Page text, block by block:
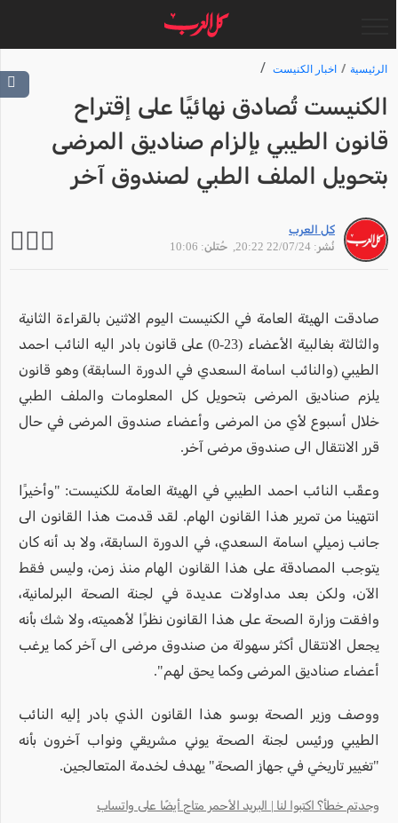
الرئيسية اخبار الكنيست
الكنيست تُصادق نهائيًا على إقتراح
قانون الطيبي بإلزام صناديق المرضى
بتحويل الملف الطبي لصندوق آخر
كل العرب
نُشر: 22/07/24 20:22
, حُتلن: 10:06
صادقت الهيئة العامة في الكنيست اليوم الاثنين بالقراءة الثانية
والثالثة بغالبية الأعضاء (23-0) على قانون بادر اليه النائب احمد
الطيبي (والنائب اسامة السعدي في الدورة السابقة) وهو قانون
يلزم صناديق المرضى بتحويل كل المعلومات والملف الطبي
خلال أسبوع لأي من المرضى وأعضاء صندوق المرضى في حال
قرر الانتقال الى صندوق مرضى آخر.
وعقّب النائب احمد الطيبي في الهيئة العامة للكنيست: "وأخيرًا
انتهينا من تمرير هذا القانون الهام. لقد قدمت هذا القانون الى
جانب زميلي اسامة السعدي، في الدورة السابقة، ولا بد أنه كان
يتوجب المصادقة على هذا القانون الهام منذ زمن، وليس فقط
الآن، ولكن بعد مداولات عديدة في لجنة الصحة البرلمانية،
وافقت وزارة الصحة على هذا القانون نظرًا لأهميته، ولا شك بأنه
يجعل الانتقال أكثر سهولة من صندوق مرضى الى آخر كما يرغب
أعضاء صناديق المرضى وكما يحق لهم".
ووصف وزير الصحة بوسو هذا القانون الذي بادر إليه النائب
الطيبي ورئيس لجنة الصحة يوني مشريقي ونواب آخرون بأنه
"تغيير تاريخي في جهاز الصحة" يهدف لخدمة المتعالجين.
وجدتم خطأ؟ اكتبوا لنا | البريد الأحمر متاح أيضًا على واتساب